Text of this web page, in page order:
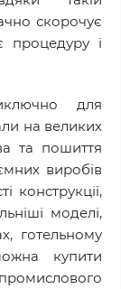
скорочує
процедуру і
для
на великих
та пошиття
виробів
конструкції,
моделі,
готельному
купити